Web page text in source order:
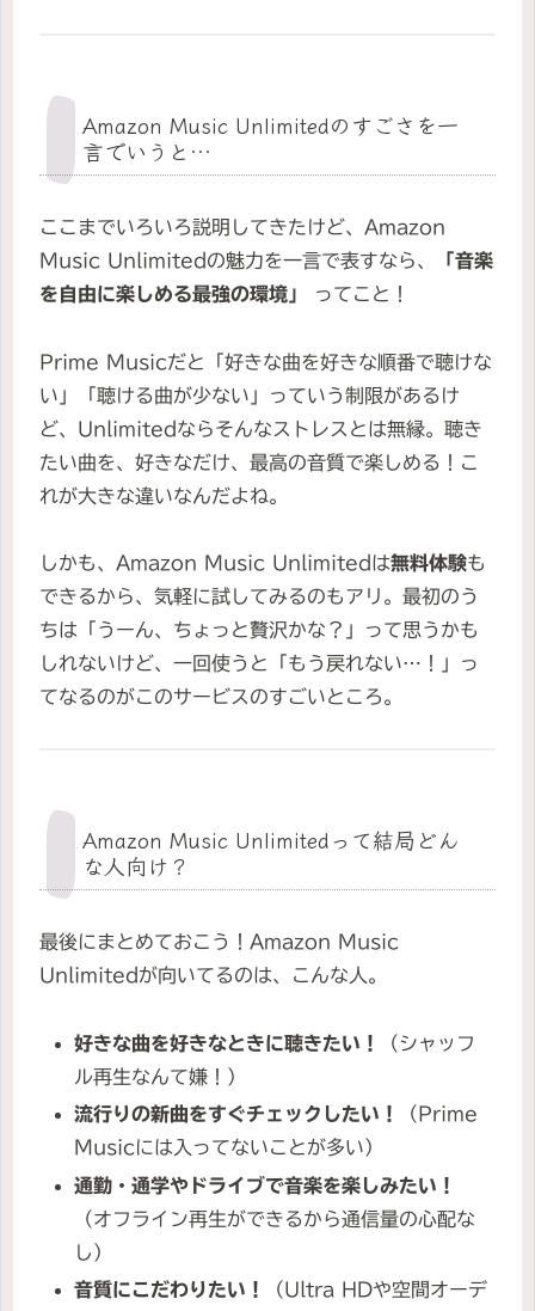
Amazon Music Unlimitedのすごさを一
言でいうと…
ここまでいろいろ説明してきたけど、Amazon
Music Unlimitedの魅力を一言で表すなら、
「音楽
を自由に楽しめる最強の環境」
ってこと！
Prime Musicだと「好きな曲を好きな順番で聴けな
い」「聴ける曲が少ない」っていう制限があるけ
ど、Unlimitedならそんなストレスとは無縁。聴き
たい曲を、好きなだけ、最高の音質で楽しめる！こ
れが大きな違いなんだよね。
しかも、Amazon Music Unlimitedは無料体験も
できるから、気軽に試してみるのもアリ。最初のう
ちは「うーん、ちょっと贅沢かな？」って思うかも
しれないけど、一回使うと「もう戻れない…！」っ
てなるのがこのサービスのすごいところ。
Amazon Music Unlimitedって結局どん
な人向け？
最後にまとめておこう！Amazon Music
Unlimitedが向いてるのは、こんな人。
好きな曲を好きなときに聴きたい！
（シャッフ
ル再生なんて嫌！）
流行りの新曲をすぐチェックしたい！
（Prime
Musicには入ってないことが多い）
通勤・通学やドライブで音楽を楽しみたい！
（オフライン再生ができるから通信量の心配な
し）
音質にこだわりたい！
（Ultra HDや空間オーデ